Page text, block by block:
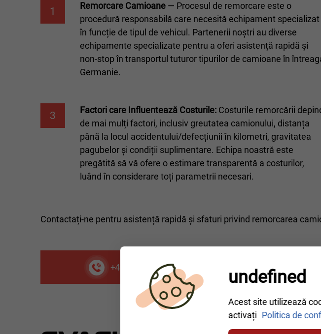
1 Remorcare Camioane — Procesul de remorcare este o
procedură responsabilă care necesită echipament specializat
în funcție de tipul de vehicul. Partenerii noștri au diverse
echipamente specializate pentru a oferi asistență rapidă și
non-stop în transportul tuturor tipurilor de camioane în
Germanie.
3 Factori care Influentează Costurile: Costurile remorcării
de mai mulți factori, inclusiv greutatea camionului, distanța
până la locul accidentului/defecțiunii în kilometri, gravitatea
pagubelor și condiții suplimentare. Echipa noastră este
pregătită să vă ofere o estimare transparentă a costurilor,
luând în considerare toți parametrii necesari.
Contactați-ne pentru asistență rapidă și sfaturi privind remorcarea
+49 9771 90 64 5 64 undefined
Acest site utilizează
activați Politica de